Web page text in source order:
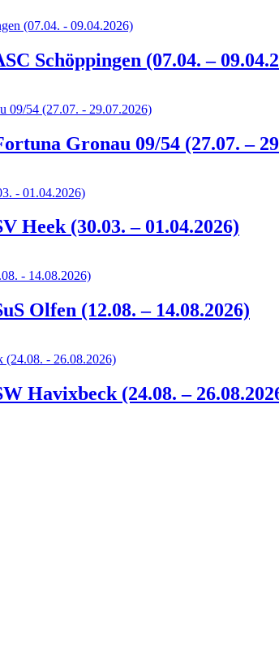
Schöppingen (07.04. –
Gronau 09/54 (27.07. –
Heek (30.03. – 01.04.2026)
Olfen (12.08. – 14.08.2026)
Havixbeck (24.08. –